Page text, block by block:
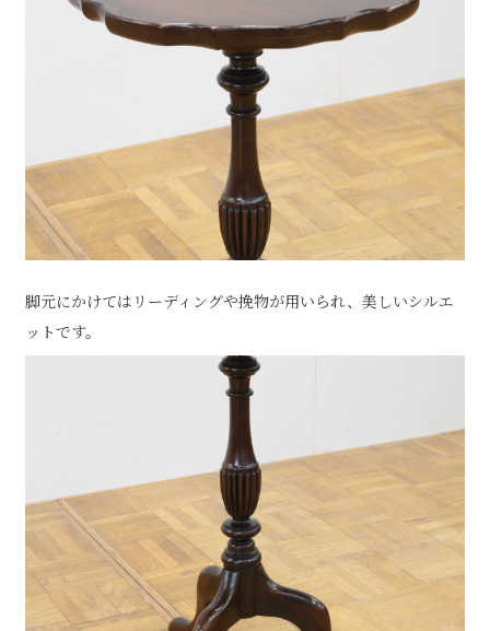
脚元にかけてはリーディングや挽物が用いられ、美しいシルエ
ットです。